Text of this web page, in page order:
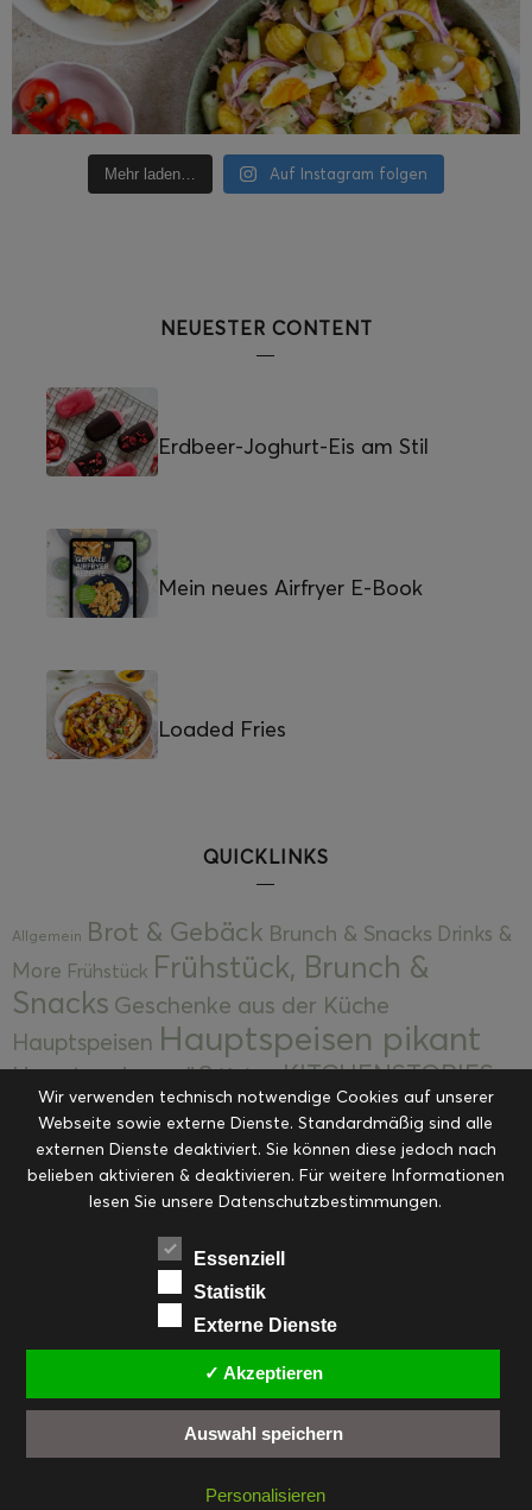
Mehr laden… Auf Instagram folgen
NEUESTER CONTENT
Erdbeer-Joghurt-Eis am Stil
Mein neues Airfryer E-Book
Loaded Fries
QUICKLINKS
Allgemein Brot & Gebäck Brunch & Snacks Drinks &
More Frühstück Frühstück, Brunch &
Snacks Geschenke aus der Küche
Hauptspeisen Hauptspeisen pikant
Hauptspeisen süßKekseKITCHENSTORIES
Kuchen, Torten & Desserts Kuchen und
Desserts Kulinarik Kulinarische Mitbringsel &
Eingemachtes Ohne Kategorie Ostern Resteküche
RezepteSaisonalSliderStartseite
Suppen, Salate & Vorspeisen
Vorspeisen, Salate & Suppen
Weihnachten Workshops & Events
FACEBOOK PINTEREST
EMAIL
INSTAGRAM
Wir verwenden technisch notwendige Cookies auf unserer
Webseite sowie externe Dienste. Standardmäßig sind alle
externen Dienste deaktiviert. Sie können diese jedoch nach
belieben aktivieren & deaktivieren. Für weitere Informationen
lesen Sie unsere Datenschutzbestimmungen.
Essenziell
Statistik
Externe Dienste
✓ Akzeptieren
Auswahl speichern
Personalisieren